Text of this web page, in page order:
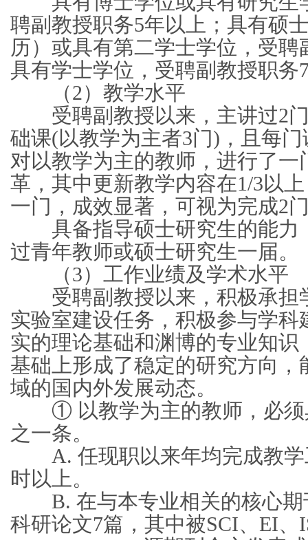
聘副教授职务5年以上；具有硕
历）或具有第二学士学位，受聘
具有学士学位，受聘副教授职务
（2）教学水平
受聘副教授以来，主讲过2门
础课(以教学为主者3门)，且每
对以教学为主的教师，进行了一
革，其中更新教学内容在1/3以
一门，成效显著，可视为完成2
具备指导硕士研究生的能力
过青年教师或硕士研究生一届。
（3）工作业绩及学术水平
受聘副教授以来，积极承担
实验室建设任务，积极参与学科
实的理论基础和渊博的专业知识
基础上形成了稳定的研究方向，
域的国内外发展动态。
① 以教学为主的教师，必须
之一条。
A. 任现职以来年均完成教学
时以上。
B. 在与本专业相关的核心期
科研论文7篇，其中被SCI、EI、